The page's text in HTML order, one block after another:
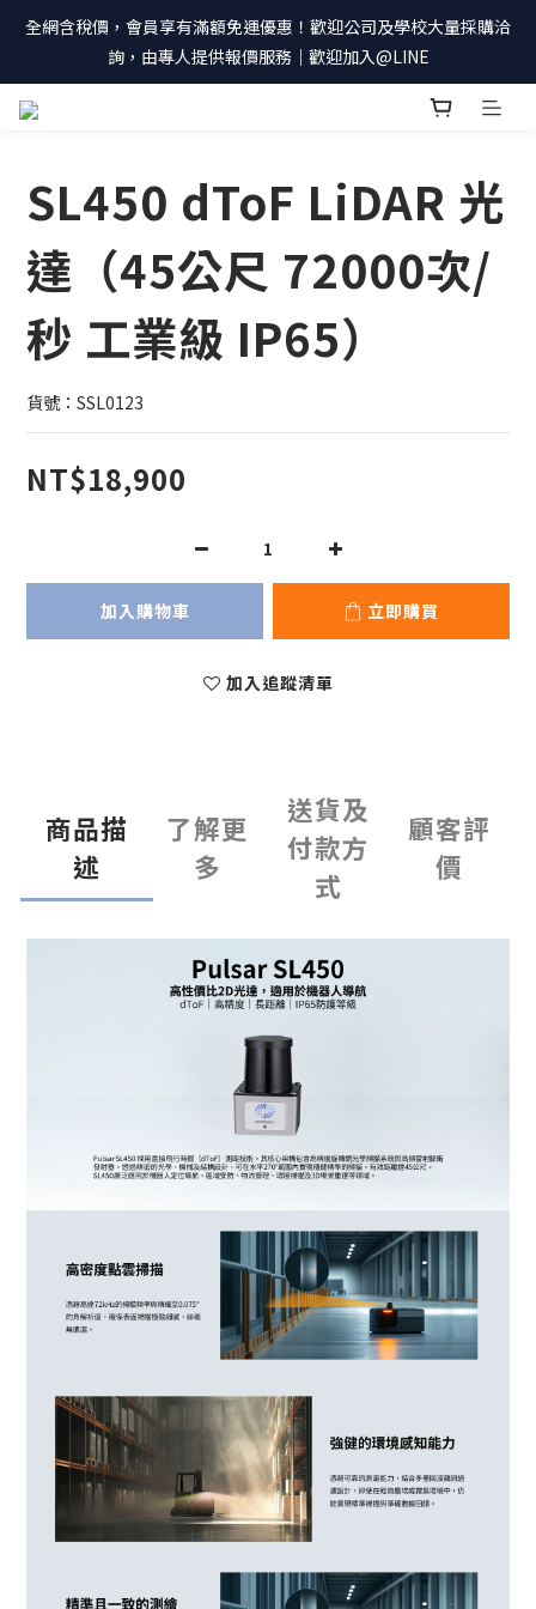
全網含稅價，會員享有滿額免運優惠！歡迎公司及學校大量採購洽
詢，由專人提供報價服務｜歡迎加入@LINE
SL450 dToF LiDAR 光
達（45公尺 72000次/
秒 工業級 IP65）
貨號：SSL0123
NT$18,900
加入購物車 立即購買
加入追蹤清單
商品描
述
了解更
多
送貨及
付款方
式
顧客評
價